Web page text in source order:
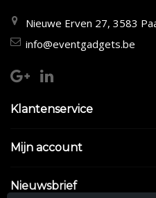
Nieuwe Erven 27, 3583
info@eventgadgets.be
Klantenservice
Mijn account
Nieuwsbrief